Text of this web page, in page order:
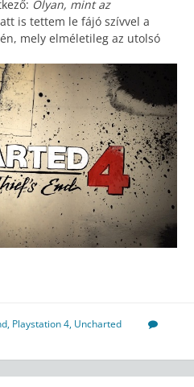
Olyan, mint az
is tettem le fájó szívvel a
mely elméletileg az utolsó
, Playstation 4, Uncharted